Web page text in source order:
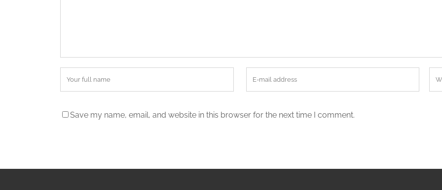
Save my name, email, and website in this browser for the next time I comment.